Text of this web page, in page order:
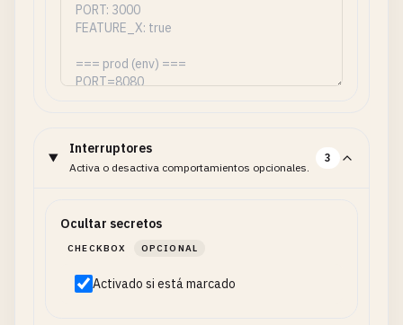
Interruptores
Activa o desactiva comportamientos opcionales.
3
Ocultar secretos
CHECKBOX OPCIONAL
Activado si está marcado